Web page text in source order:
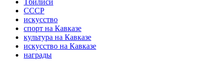
Тбилиси
СССР
искусство
спорт на Кавказе
культура на Кавказе
искусство на Кавказе
награды